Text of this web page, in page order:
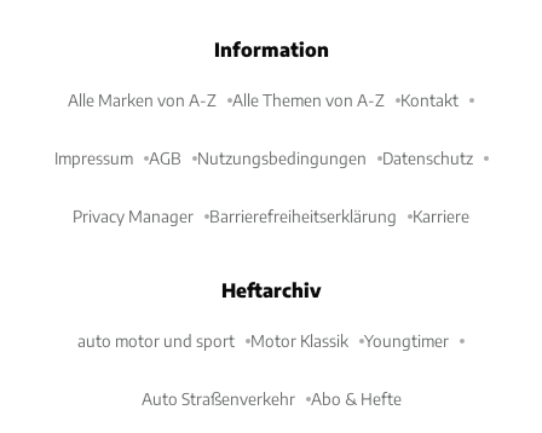
Information
Alle Marken von A-Z Alle Themen von A-Z Kontakt
Impressum AGB Nutzungsbedingungen Datenschutz
Privacy Manager Barrierefreiheitserklärung Karriere
Heftarchiv
auto motor und sport Motor Klassik Youngtimer
Auto Straßenverkehr Abo & Hefte